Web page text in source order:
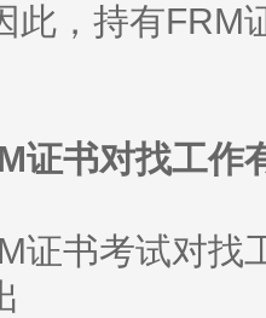
此，持有FRM
书对找工作
书考试对找